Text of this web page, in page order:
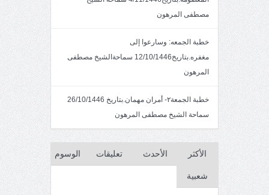
مصطفى المرهون
خطبة الجمعه: وسارعوا إلى
مغفره.بتاريخ12/10/1446 سماحةالشيخ مصطفى
المرهون
خطبة الجمعة٢- أمران مهمان.بتاريخ 26/10/1446
سماحة الشيخ مصطفى المرهون
الأكثر
شعبية
الأحدث تعليقات الوسوم